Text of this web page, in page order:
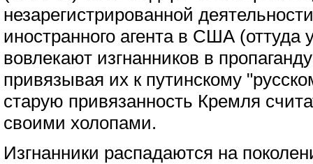
незарегистрированной
иностранного агента в США (оттуда
вовлекают изгнанников в
привязывая их к путинскому
старую привязанность Кремля
своими холопами.
Изгнанники распадаются на